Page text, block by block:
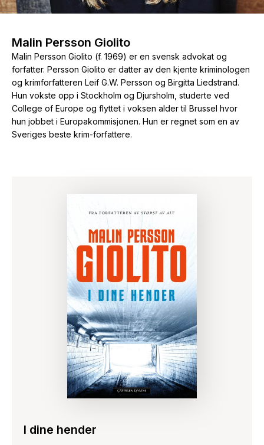
The Housemaid
Malin Persson Giolito
Malin Persson Giolito (f. 1969) er en svensk advokat og
forfatter. Persson Giolito er datter av den kjente kriminologen
og krimforfatteren Leif G.W. Persson og Birgitta Liedstrand.
Hun vokste opp i Stockholm og Djursholm, studerte ved
College of Europe og flyttet i voksen alder til Brussel hvor
hun jobbet i Europakommisjonen. Hun er regnet som en av
Sveriges beste krim-forfattere.
I dine hender